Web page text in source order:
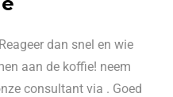
dan snel en wie
aan de koffie! neem
consultant via . Goed